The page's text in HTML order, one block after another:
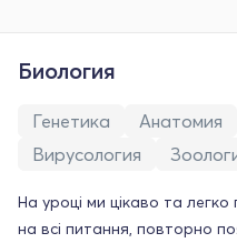
Биология
Генетика Анатомия
Вирусология
На уроці ми цікаво та
на всі питання, повторно